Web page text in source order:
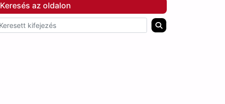
Keresés az oldalon